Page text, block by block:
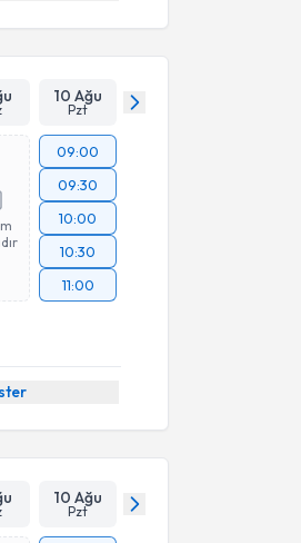
10 Ağu
Pzt
09:00
09:30
10:00
10:30
11:00
10 Ağu
Pzt